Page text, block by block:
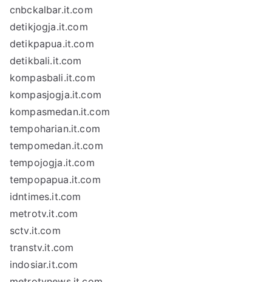
cnbckalbar.it.com
detikjogja.it.com
detikpapua.it.com
detikbali.it.com
kompasbali.it.com
kompasjogja.it.com
kompasmedan.it.com
tempoharian.it.com
tempomedan.it.com
tempojogja.it.com
tempopapua.it.com
idntimes.it.com
metrotv.it.com
sctv.it.com
transtv.it.com
indosiar.it.com